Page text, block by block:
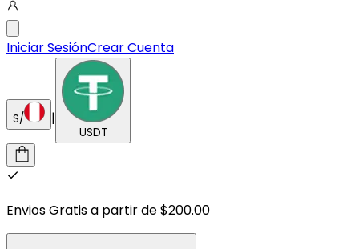
Iniciar SesiónCrear Cuenta
S/ |
USDT
Envios Gratis a partir de $200.00